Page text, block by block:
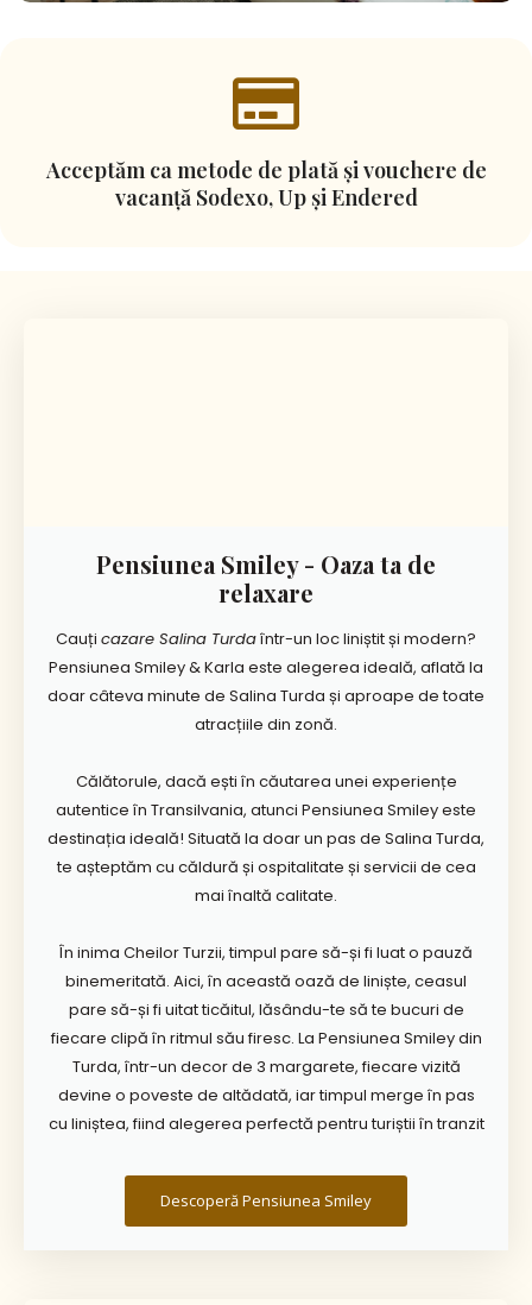
Acceptăm ca metode de plată și vouchere de
vacanță Sodexo, Up și Endered
Pensiunea Smiley - Oaza ta de
relaxare
Cauți cazare Salina Turdaîntr-un loc liniștit și modern?
Pensiunea Smiley & Karla este alegerea ideală, aflată la
doar câteva minute de Salina Turda și aproape de toate
atracțiile din zonă.
Călătorule, dacă ești în căutarea unei experiențe
autentice în Transilvania, atunci Pensiunea Smiley este
destinația ideală! Situată la doar un pas de Salina Turda,
te așteptăm cu căldură și ospitalitate și servicii de cea
mai înaltă calitate.
În inima Cheilor Turzii, timpul pare să-și fi luat o pauză
binemeritată. Aici, în această oază de liniște, ceasul
pare să-și fi uitat ticăitul, lăsându-te să te bucuri de
fiecare clipă în ritmul său firesc. La Pensiunea Smiley din
Turda, într-un decor de 3 margarete, fiecare vizită
devine o poveste de altădată, iar timpul merge în pas
cu liniștea, fiind alegerea perfectă pentru turiștii în tranzit
Descoperă Pensiunea Smiley